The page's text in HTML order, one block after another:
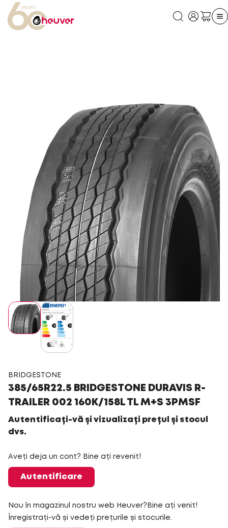
BRIDGESTONE
385/65R22.5 BRIDGESTONE DURAVIS R-
TRAILER 002 160K/158L TL M+S 3PMSF
Autentificați-vă și vizualizați prețul și stocul
dvs.
Aveți deja un cont? Bine ați revenit!
Autentificare
Nou în magazinul nostru web Heuver?Bine ați venit!
Înregistrați-vă și vedeți prețurile și stocurile.